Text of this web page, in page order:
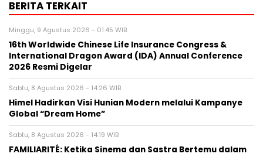
BERITA TERKAIT
Minggu, 9 Agustus 2026 - 01:45 WIB
16th Worldwide Chinese Life Insurance Congress &
International Dragon Award (IDA) Annual Conference
2026 Resmi Digelar
Sabtu, 8 Agustus 2026 - 14:26 WIB
Himel Hadirkan Visi Hunian Modern melalui Kampanye
Global “Dream Home”
Sabtu, 8 Agustus 2026 - 14:19 WIB
FAMILIARITÉ: Ketika Sinema dan Sastra Bertemu dalam